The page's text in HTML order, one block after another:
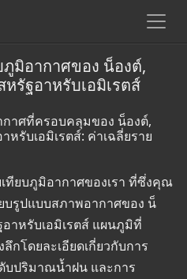
มิอากาศของ น็องต์,
หรัฐอาหรับเอมิเรตส์
กาศที่ครอบคลุมของ น็องต์,
หรับเอมิเรตส์: ค่าเฉลี่ยราย
ทียบภูมิอากาศของเรา ที่ซึ่งคุณ
บรูปแบบสภาพอากาศของ น็
อาหรับเอมิเรตส์ แผนภูมิที่
กโดยละเอียดเกี่ยวกับการ
บปริมาณน้ำฝน และการ